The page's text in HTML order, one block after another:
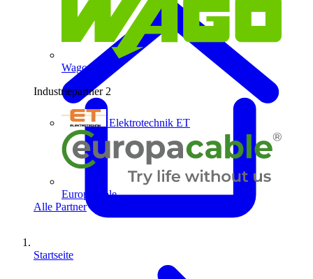
Wago
Industriepartner 2
Elektrotechnik ET
Europacable
Alle Partner
Startseite